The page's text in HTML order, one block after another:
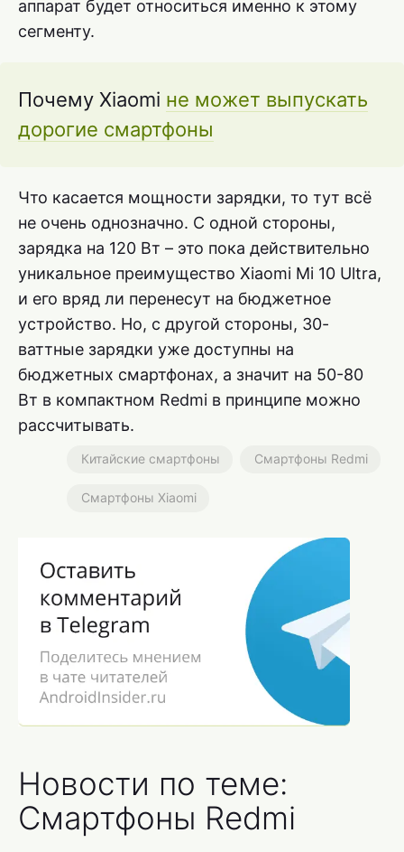
аппарат будет относиться именно к этому
сегменту.
Почему Xiaomi не может выпускать
дорогие смартфоны
Что касается мощности зарядки, то тут всё
не очень однозначно. С одной стороны,
зарядка на 120 Вт – это пока действительно
уникальное преимущество Xiaomi Mi 10 Ultra,
и его вряд ли перенесут на бюджетное
устройство. Но, с другой стороны, 30-
ваттные зарядки уже доступны на
бюджетных смартфонах, а значит на 50-80
Вт в компактном Redmi в принципе можно
рассчитывать.
Китайские смартфоны Смартфоны Redmi
Смартфоны Xiaomi
Новости по теме:
Смартфоны Redmi